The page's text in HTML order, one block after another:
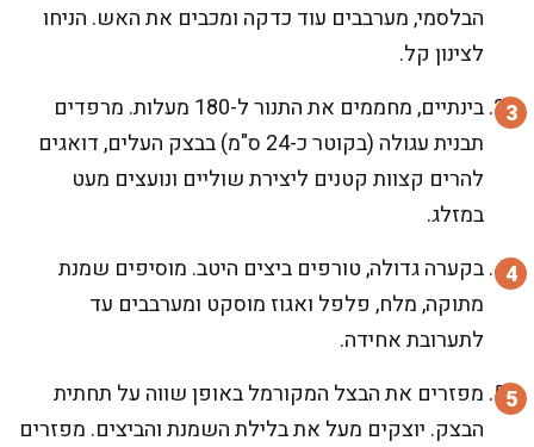
הבלסמי, מערבבים עוד כדקה ומכבים את האש. הניחו
לצינון קל.
בינתיים, מחממים את התנור ל-180 מעלות. מרפדים
תבנית עגולה (בקוטר כ-24 ס"מ) בבצק העלים, דואגים
להרים קצוות קטנים ליצירת שוליים ונועצים מעט
במזלג.
בקערה גדולה, טורפים ביצים היטב. מוסיפים שמנת
מתוקה, מלח, פלפל ואגוז מוסקט ומערבבים עד
לתערובת אחידה.
מפזרים את הבצל המקורמל באופן שווה על תחתית
הבצק. יוצקים מעל את בלילת השמנת והביצים. מפזרים